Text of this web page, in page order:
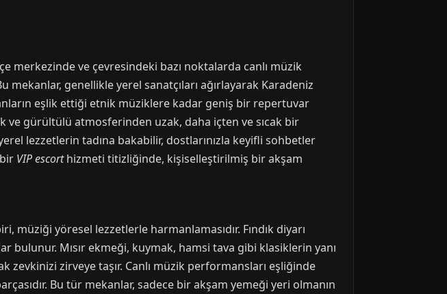
merkezinde ve çevresindeki bazı noktalarda canlı müzik
genellikle yerel sanatçıları ağırlayarak Karadeniz
eşlik ettiği etnik müziklere kadar geniş bir repertuvar
ve gürültülü atmosferinden uzak, daha içten ve sıcak bir
lezzetlerin tadına bakabilir, dostlarınızla keyifli sohbetler
VIP escorthizmeti titizliğinde, kişiselleştirilmiş bir akşam
yöresel lezzetlerle harmanlamasıdır. Fındık diyarı
Mısır ekmeği, kuymak, hamsi tava gibi klasiklerin yanı
zevkinizi zirveye taşır. Canlı müzik performansları eşliğinde
Bu tür mekanlar, sadece bir akşam yemeği yeri olmanın